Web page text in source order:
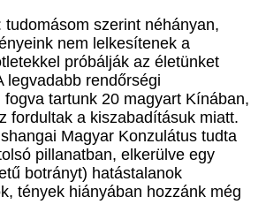
tudomásom szerint néhányan,
nem lelkesítenek a
próbálják az életünket
legvadabb rendőrségi
tartunk 20 magyart Kínában,
fordultak a kiszabadításuk miatt.
Magyar Konzulátus tudta
pillanatban, elkerülve egy
botrányt) hatástalanok
tények hiányában hozzánk még